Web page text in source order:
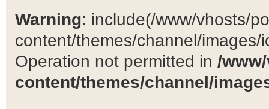
Warning: include(/www/vhosts/
content/themes/channel/
Operation not permitted in /
content/themes/channel/